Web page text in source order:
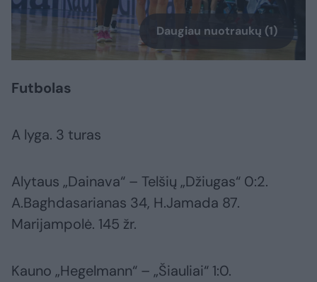
Daugiau nuotraukų (1)
Futbolas
A lyga. 3 turas
Alytaus „Dainava“ – Telšių „Džiugas“ 0:2.
A.Baghdasarianas 34, H.Jamada 87.
Marijampolė. 145 žr.
Kauno „Hegelmann“ – „Šiauliai“ 1:0.